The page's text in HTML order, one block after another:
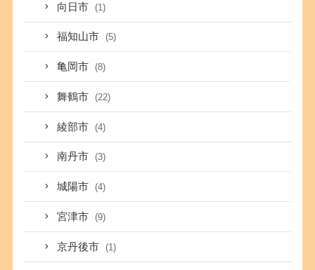
向日市 (1)
福知山市 (5)
亀岡市 (8)
舞鶴市 (22)
綾部市 (4)
南丹市 (3)
城陽市 (4)
宮津市 (9)
京丹後市 (1)